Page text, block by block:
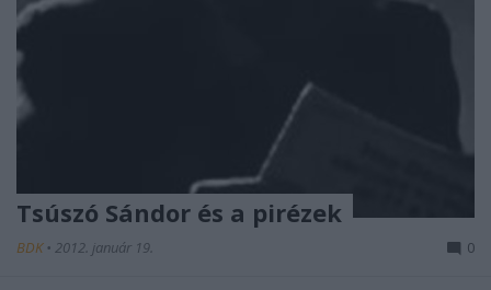
Tsúszó Sándor és a pirézek
BDK • 2012. január 19. 0